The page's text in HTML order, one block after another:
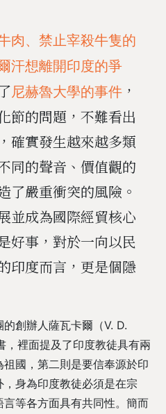
肉、禁止宰殺牛隻的
汗想離開印度的爭
尼赫魯大學的事件 ，
節的問題，不難看出
確實發生越來越多類
同的聲音、價值觀的
了嚴重衝突的風險。
並成為國際經貿核心
好事，對於一向以民
印度而言，更是個隱
創辦人薩瓦卡爾（V. D.
，裡面提及了印度教徒具有兩
國，第二則是要信奉源於印
，身為印度教徒必須是在宗
等各方面具有共同性。簡而